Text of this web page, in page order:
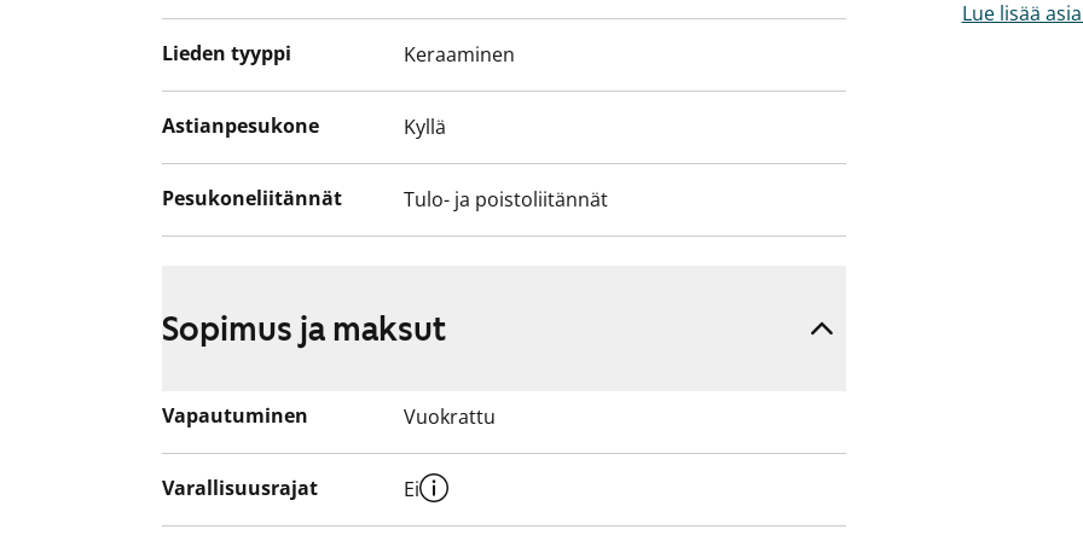
Lue lisää
Lieden tyyppi Keraaminen
Astianpesukone Kyllä
Pesukoneliitännät Tulo- ja poistoliitännät
Sopimus ja maksut
Vapautuminen Vuokrattu
Varallisuusrajat Ei